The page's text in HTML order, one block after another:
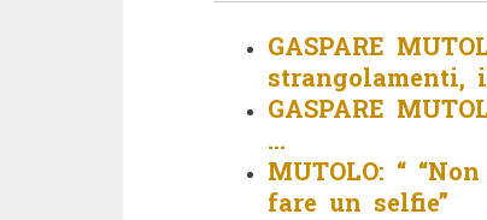
GASPARE
strangolamenti,
GASPARE
…
MUTOLO: “
fare un selfie”